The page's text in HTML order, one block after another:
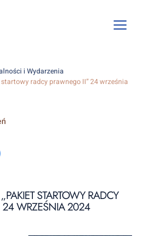
Open
i Wydarzenia
radcy prawnego II” 24 września
STARTOWY RADCY
24 WRZEŚNIA 2024